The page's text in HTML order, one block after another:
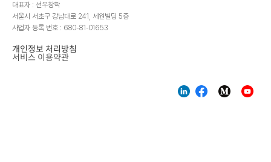
대표자 : 선우창학
서울시 서초구 강남대로 241, 세원빌딩 5층
사업자 등록 번호 : 680-81-01653
개인정보 처리방침
서비스 이용약관